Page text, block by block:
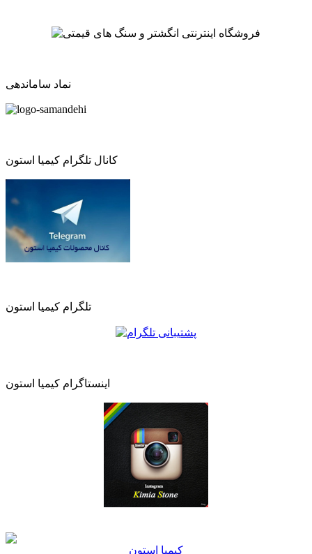
نماد ساماندهی
کانال تلگرام کیمیا استون
تلگرام کیمیا استون
اینستاگرام کیمیا استون
كيميا استون